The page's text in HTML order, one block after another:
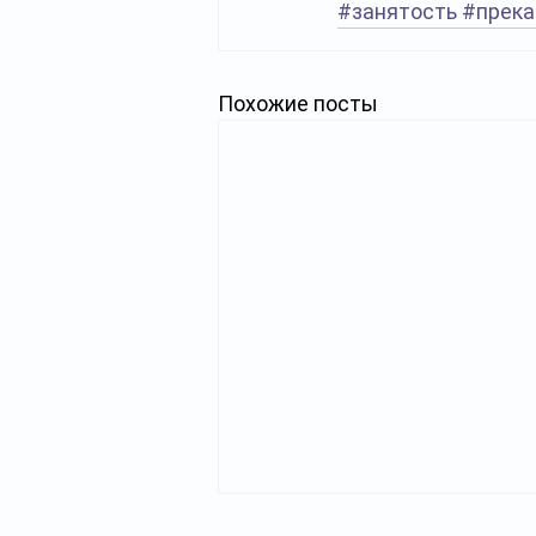
#занятость
Похожие посты